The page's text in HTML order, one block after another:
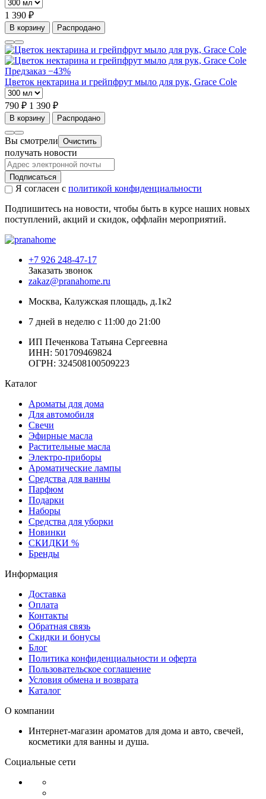
1 390 ₽
В корзину Распродано
Предзаказ −43%
Цветок нектарина и грейпфрут мыло для рук, Grace Cole
790 ₽ 1 390 ₽
В корзину Распродано
Вы смотрели Очистить
получать новости
Подписаться
Я согласен с политикой конфиденциальности
Подпишитесь на новости, чтобы быть в курсе наших новых
поступлений, акций и скидок, оффлайн мероприятий.
+7 926 248-47-17
Заказать звонок
zakaz@pranahome.ru
Москва, Калужская площадь, д.1к2
7 дней в неделю с 11:00 до 21:00
ИП Печенкова Татьяна Сергеевна
ИНН: 501709469824
ОГРН: 324508100509223
Каталог
Ароматы для дома
Для автомобиля
Свечи
Эфирные масла
Растительные масла
Электро-приборы
Ароматические лампы
Средства для ванны
Парфюм
Подарки
Наборы
Средства для уборки
Новинки
СКИДКИ %
Бренды
Информация
Доставка
Оплата
Контакты
Обратная связь
Скидки и бонусы
Блог
Политика конфиденциальности и оферта
Пользовательское соглашение
Условия обмена и возврата
Каталог
О компании
Интернет-магазин ароматов для дома и авто, свечей,
косметики для ванны и душа.
Социальные сети